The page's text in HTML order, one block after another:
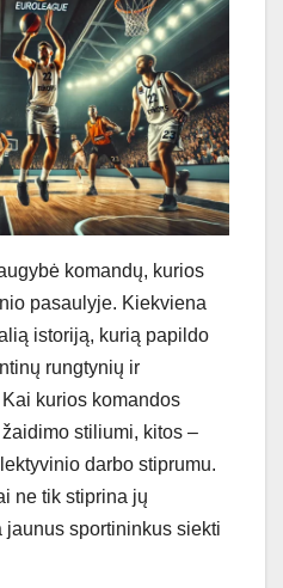
komandų, kurios
pasaulyje. Kiekviena
istoriją, kurią papildo
rungtynių ir
kurios komandos
stiliumi, kitos –
darbo stiprumu.
ne tik stiprina jų
jaunus sportininkus siekti